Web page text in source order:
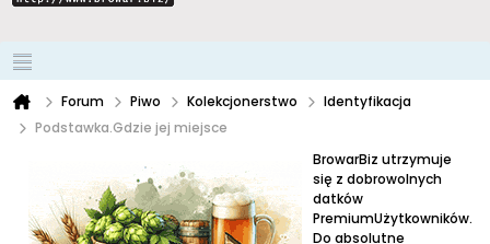
Forum Piwo Kolekcjonerstwo
Identyfikacja
Podstawka.Gdzie jej miejsce
BrowarBiz utrzymuje
się z dobrowolnych
datków
PremiumUżytkowników.
Do absolutne